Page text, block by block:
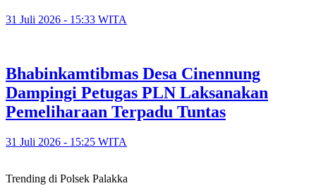
31 Juli 2026 - 15:33 WITA
Bhabinkamtibmas Desa Cinennung
Dampingi Petugas PLN Laksanakan
Pemeliharaan Terpadu Tuntas
31 Juli 2026 - 15:25 WITA
Trending di Polsek Palakka